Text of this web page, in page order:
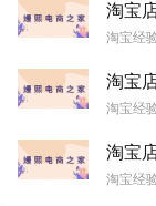
淘宝
淘宝经
淘宝
淘宝经
淘宝
淘宝经